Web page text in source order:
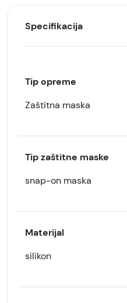
Specifikacija
Tip opreme
Zaštitna maska
Tip zaštitne maske
snap-on maska
Materijal
silikon